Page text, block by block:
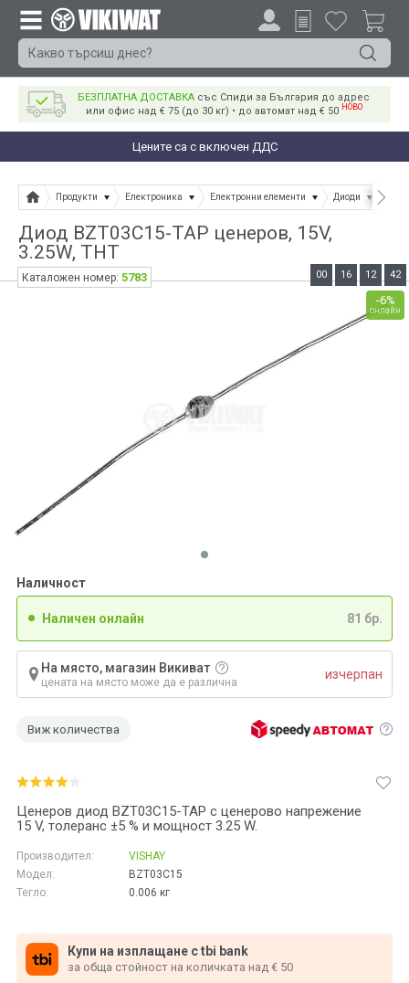
БЕЗПЛАТНА ДОСТАВКА със Спиди за България до адрес
или офис над € 75 (до 30 кг) • до автомат над € 50 НОВО
Цените са с включен ДДС
Продукти Електроника Електронни елементи Диоди
Диод BZT03C15-TAP ценеров, 15V,
3.25W, THT
Ценеров диод BZT03C15-TAP с ценерово напрежение
15 V, толеранс ±5 % и мощност 3.25 W.
Производител:
VISHAY
Модел:
BZT03C15
Тегло:
0.006 кг
Купи на изплащане с tbi bank
за обща стойност на количката над € 50
Наличност
Наличен онлайн 81 бр.
На място, магазин Викиват
цената на място може да е различна
изчерпан
Виж количества
-6%
онлайн
00 16 12 42
Каталожен номер: 5783